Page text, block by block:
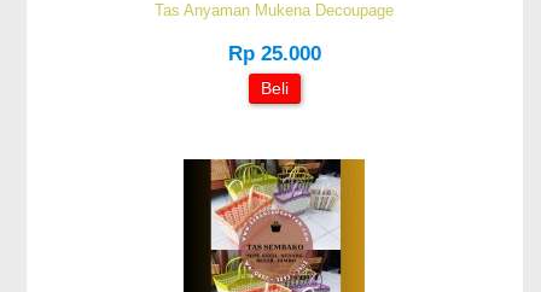
Tas Anyaman Mukena Decoupage
Rp 25.000
Beli